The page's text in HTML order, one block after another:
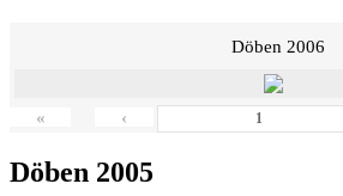
Döben 2006
« ‹
Döben 2005